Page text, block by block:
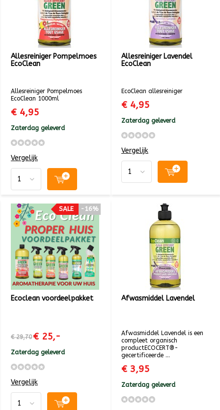
Allesreiniger Pompelmoes
EcoClean
Allesreiniger Pompelmoes
EcoClean 1000ml
€ 4,95
Zaterdag geleverd
Vergelijk
Allesreiniger Lavendel
EcoClean
EcoClean allesreiniger
€ 4,95
Zaterdag geleverd
Vergelijk
Ecoclean voordeelpakket
-16%
SALE
€ 29,70€ 25,-
Zaterdag geleverd
Vergelijk
Afwasmiddel Lavendel
Afwasmiddel Lavendel is een
compleet organisch
productECOCERT®-
gecertificeerde ...
€ 3,95
Zaterdag geleverd